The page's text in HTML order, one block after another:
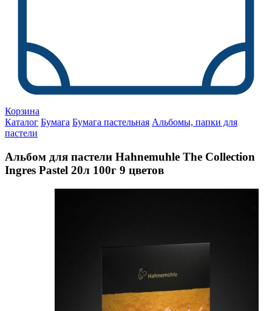
Корзина
Каталог Бумага Бумага пастельная Альбомы, папки для
пастели
Альбом для пастели Hahnemuhle The Collection
Ingres Pastel 20л 100г 9 цветов